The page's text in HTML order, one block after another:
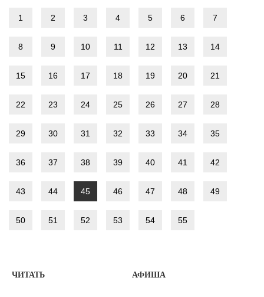
1 2 3 4 5 6 7
8 9 10 11 12 13 14
15 16 17 18 19 20 21
22 23 24 25 26 27 28
29 30 31 32 33 34 35
36 37 38 39 40 41 42
43 44 45 46 47 48 49
50 51 52 53 54 55
ЧИТАТЬ АФИША